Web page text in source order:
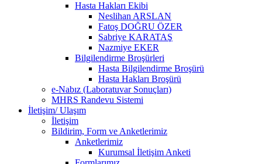
Hasta Hakları Ekibi
Neslihan ARSLAN
Fatoş DOĞRU ÖZER
Sabriye KARATAŞ
Nazmiye EKER
Bilgilendirme Broşürleri
Hasta Bilgilendirme Broşürü
Hasta Hakları Broşürü
e-Nabız (Laboratuvar Sonuçları)
MHRS Randevu Sistemi
İletişim/ Ulaşım
İletişim
Bildirim, Form ve Anketlerimiz
Anketlerimiz
Kurumsal İletişim Anketi